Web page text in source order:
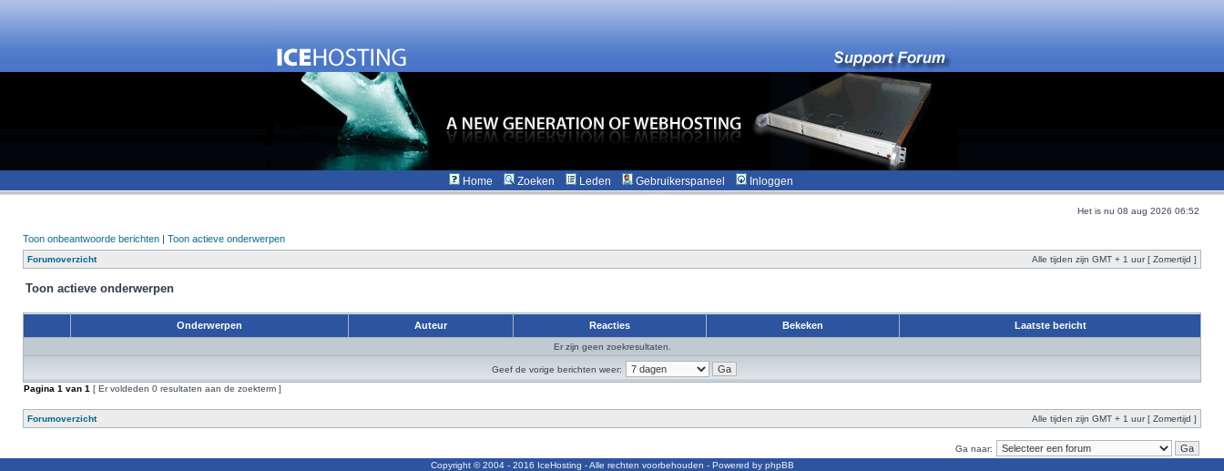
Home Zoeken Leden Gebruikerspaneel Inloggen
Het is nu 08 aug 2026 06:52
Toon onbeantwoorde berichten | Toon actieve onderwerpen
Forumoverzicht Alle tijden zijn GMT + 1 uur [ Zomertijd ]
Toon actieve onderwerpen
Onderwerpen Auteur Reacties Bekeken Laatste bericht
Er zijn geen zoekresultaten.
Geef de vorige berichten weer:
Pagina 1 van 1 [ Er voldeden 0 resultaten aan de zoekterm ]
Forumoverzicht Alle tijden zijn GMT + 1 uur [ Zomertijd ]
Ga naar:
Copyright © 2004 - 2016 IceHosting - Alle rechten voorbehouden - Powered by phpBB